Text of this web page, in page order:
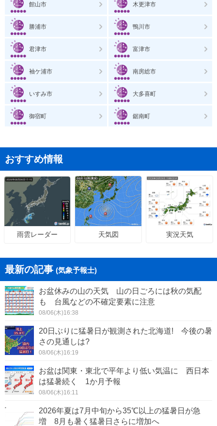
館山市 木更津市
勝浦市 鴨川市
君津市 富津市
袖ケ浦市 南房総市
いすみ市 大多喜町
御宿町 鋸南町
おすすめ情報
雨雲レーダー 天気図 実況天気
最新の記事 (気象予報士)
お盆休みの山の天気 山の日ごろには秋の気配
も 台風などの不確定要素に注意
08/06(木)16:38
20日ぶりに猛暑日が観測された北海道! 今後の暑
さの見通しは?
08/06(木)16:19
お盆は関東・東北で平年より低い気温に 西日本
は猛暑続く 1か月予報
08/06(木)16:11
2026年夏は7月中旬から35℃以上の猛暑日が急
増 8月も暑く猛暑日さらに増加へ